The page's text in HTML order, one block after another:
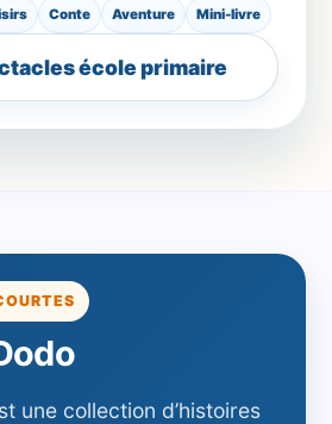
Conte Aventure Mini-livre
école primaire
une collection d’histoires